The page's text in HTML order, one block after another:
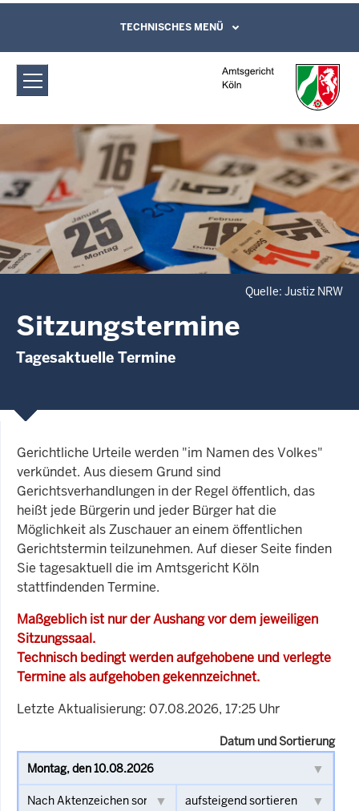
Amtsgericht Köln: Sitzungstermine
Direkt zum Inhalt
Leichte Sprache, Gebärdensprachenvideo
und Kontaktformular
TECHNISCHES MENÜ
Quelle: Justiz NRW
Sitzungstermine
Tagesaktuelle Termine
Gerichtliche Urteile werden "im Namen des Volkes"
verkündet. Aus diesem Grund sind
Gerichtsverhandlungen in der Regel öffentlich, das
heißt jede Bürgerin und jeder Bürger hat die
Möglichkeit als Zuschauer an einem öffentlichen
Gerichtstermin teilzunehmen. Auf dieser Seite finden
Sie tagesaktuell die im Amtsgericht Köln
stattfindenden Termine.
Maßgeblich ist nur der Aushang vor dem jeweiligen
Sitzungssaal.
Technisch bedingt werden aufgehobene und verlegte
Termine als aufgehoben gekennzeichnet.
Letzte Aktualisierung: 07.08.2026, 17:25 Uhr
Datum und Sortierung